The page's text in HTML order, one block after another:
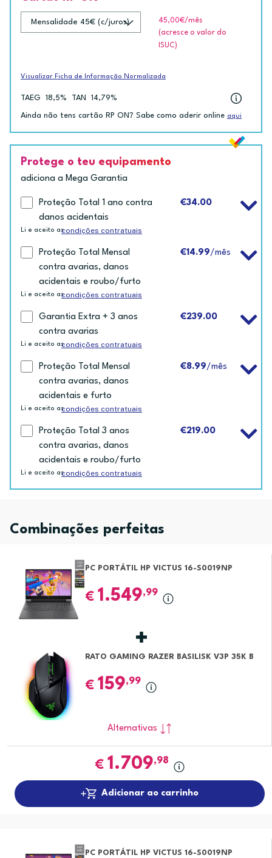
45,00€/mês
(acresce o valor do
ISUC)
Visualizar Ficha de Informação Normalizada
TAEG 18,5% TAN 14,79%
Ainda não tens cartão RP ON? Sabe como aderir online aqui
Protege o teu equipamento
adiciona a Mega Garantia
Proteção Total 1 ano contra
danos acidentais
€34.00
Li e aceito ascondições contratuais
Proteção Total Mensal
contra avarias, danos
acidentais e roubo/furto
€14.99/mês
Li e aceito ascondições contratuais
Garantia Extra + 3 anos
contra avarias
€239.00
Li e aceito ascondições contratuais
Proteção Total Mensal
contra avarias, danos
acidentais e furto
€8.99/mês
Li e aceito ascondições contratuais
Proteção Total 3 anos
contra avarias, danos
acidentais e roubo/furto
€219.00
Li e aceito ascondições contratuais
Combinações perfeitas
PC PORTÁTIL HP VICTUS 16-S0019NP
€ 1.549,99
RATO GAMING RAZER BASILISK V3P 35K B
€ 159,99
Alternativas
€ 1.709,98
Adicionar ao carrinho
PC PORTÁTIL HP VICTUS 16-S0019NP